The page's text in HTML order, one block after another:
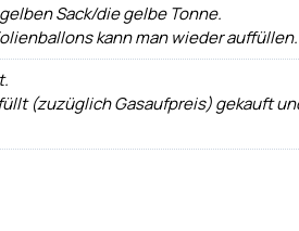
Sack/die gelbe Tonne.
kann man wieder auffüllen.
(zuzüglich Gasaufpreis) gekauft